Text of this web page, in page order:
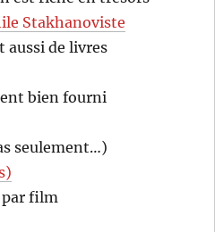
Stakhanoviste
aussi de livres
bien fourni
seulement…)
par film